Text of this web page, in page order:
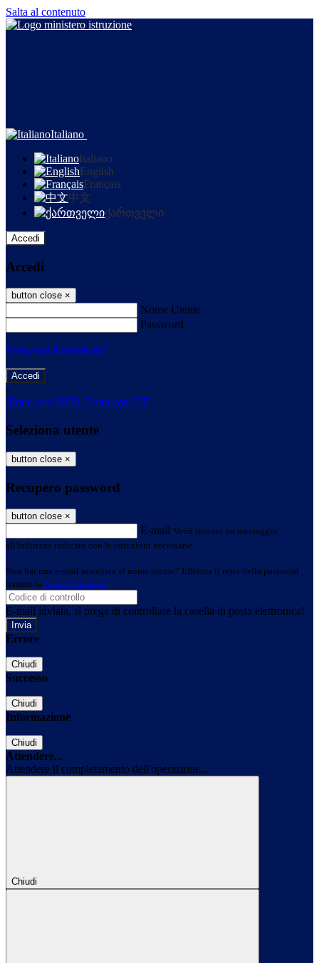
Salta al contenuto
Italiano
Italiano
English
Français
中文
ქართველი
Accedi
Accedi
button close ×
Nome Utente
Password
Password dimenticata?
-
Entra con SPID Entra con CIE
Seleziona utente
button close ×
Recupero password
button close ×
E-mail Verrà inviato un messaggio
all'indirizzo indicato con le istruzioni necessarie.
Non hai una e-mail associata al nome utente? Effettua il reset della password
tramite la Login Spaggiari
E-mail inviata, si prega di controllare la casella di posta elettronica!
Errore
Chiudi
Successo
Chiudi
Informazione
Chiudi
Attendere...
Attendere il completamento dell'operazione...
Chiudi